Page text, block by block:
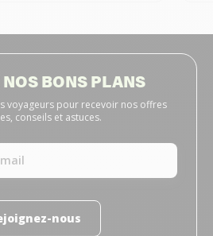
BONS PLANS
voyageurs pour recevoir nos offres
conseils et astuces.
nous